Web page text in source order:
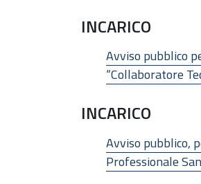
INCARICO
Avviso pubblico
“Collaboratore
INCARICO
Avviso pubblico,
Professionale